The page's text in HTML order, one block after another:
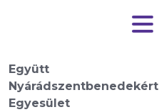
Együtt
Nyárádszentbenedekért
Egyesület